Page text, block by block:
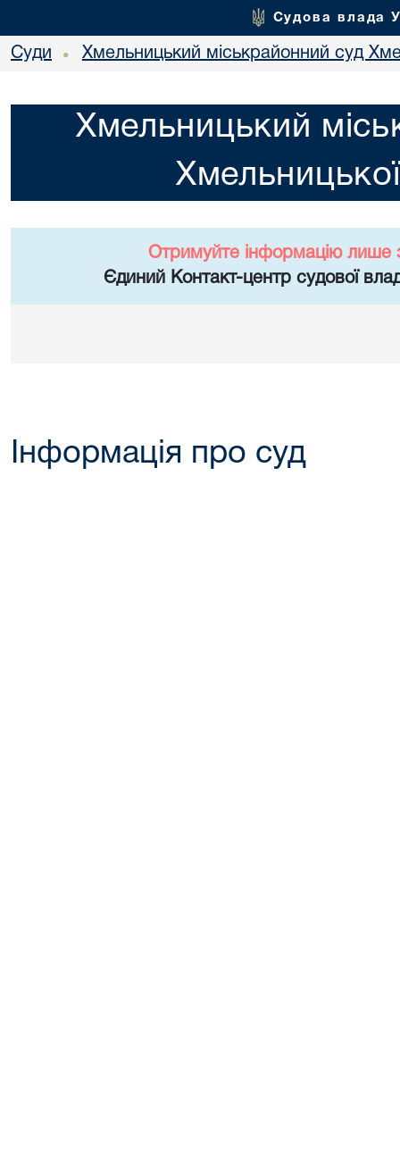
Судова влада
Суди • Хмельницький міськрайонний суд
Хмельницький
Отримуйте інформацію лише
Єдиний Контакт-центр судової
Інформація про суд